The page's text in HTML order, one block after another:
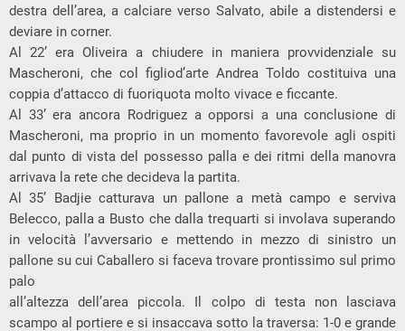
destra dell’area, a calciare verso Salvato, abile a distendersi e
deviare in corner.
Al 22’ era Oliveira a chiudere in maniera provvidenziale su
Mascheroni, che col figliod’arte Andrea Toldo costituiva una
coppia d’attacco di fuoriquota molto vivace e ficcante.
Al 33’ era ancora Rodriguez a opporsi a una conclusione di
Mascheroni, ma proprio in un momento favorevole agli ospiti
dal punto di vista del possesso palla e dei ritmi della manovra
arrivava la rete che decideva la partita.
Al 35’ Badjie catturava un pallone a metà campo e serviva
Belecco, palla a Busto che dalla trequarti si involava superando
in velocità l’avversario e mettendo in mezzo di sinistro un
pallone su cui Caballero si faceva trovare prontissimo sul primo
palo
all’altezza dell’area piccola. Il colpo di testa non lasciava
scampo al portiere e si insaccava sotto la traversa: 1-0 e grande